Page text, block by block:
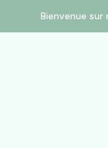
Bienvenue